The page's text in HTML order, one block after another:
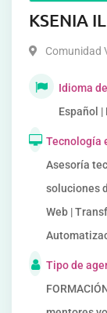
KSENIA
Comunidad
Idioma
Español |
Tecnología
Asesoría
soluciones
Web |
Tipo de